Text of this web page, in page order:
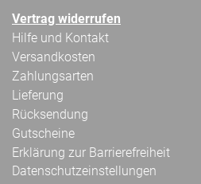
Vertrag widerrufen
Hilfe und Kontakt
Versandkosten
Zahlungsarten
Lieferung
Rücksendung
Gutscheine
Erklärung zur Barrierefreiheit
Datenschutzeinstellungen